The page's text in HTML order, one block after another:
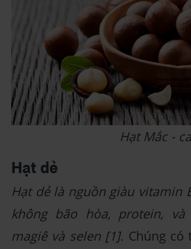
Hạt Mắc - ca
Hạt dẻ
Hạt dẻ là nguồn giàu vitamin
không bão hòa, protein,
magiê và selen [1]. Chúng có